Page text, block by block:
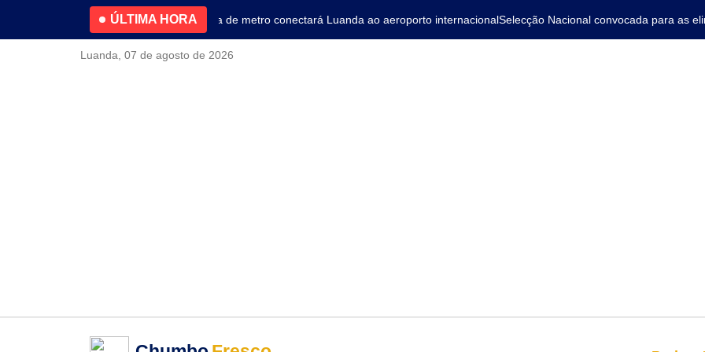
ÚLTIMA HORA
4.2% no primeiro trimestreNova linha de metro conectará Luanda ao aeroporto internacionalSelecção Nacional convocada para as
Luanda, 07 de agosto de 2026